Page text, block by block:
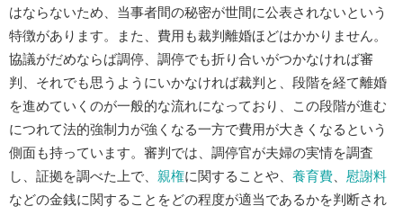
はならないため、当事者間の秘密が世間に公表されないという
特徴があります。また、費用も裁判離婚ほどはかかりません。
協議がだめならば調停、調停でも折り合いがつかなければ審
判、それでも思うようにいかなければ裁判と、段階を経て離婚
を進めていくのが一般的な流れになっており、この段階が進む
につれて法的強制力が強くなる一方で費用が大きくなるという
側面も持っています。審判では、調停官が夫婦の実情を調査
し、証拠を調べた上で、 親権に関することや、 養育費、 慰謝料
などの金銭に関することをどの程度が適当であるかを判断され